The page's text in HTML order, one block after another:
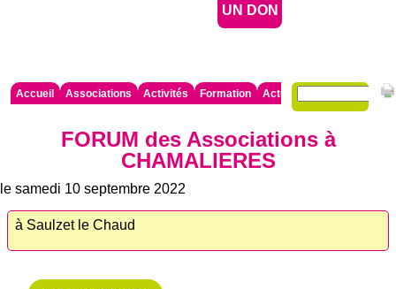
UN DON
Aller
au
Accueil Associations Activités Formation Actualités Partenaires
Mots-
clés
FORUM des Associations à
CHAMALIERES
le samedi 10 septembre 2022
à Saulzet le Chaud